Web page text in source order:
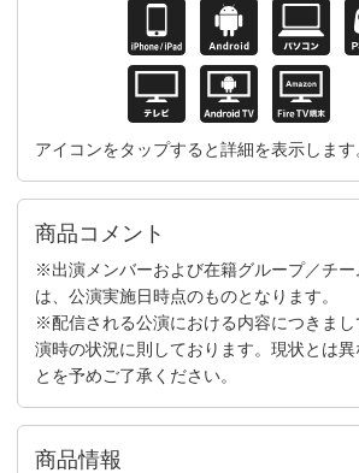
アイコンをタップすると詳細を表示します
商品コメント
※出演メンバーおよび在籍グループ／チー
は、公演実施日時点のものとなります。
※配信される公演における内容につきまし
演時の状況に則しております。現状とは異
とを予めご了承ください。
商品情報